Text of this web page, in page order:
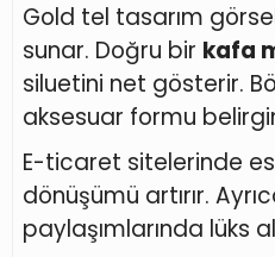
Gold tel tasarım
sunar. Doğru bir kafa
siluetini net gösterir.
aksesuar formu
E-ticaret sitelerinde
dönüşümü artırır.
paylaşımlarında lüks